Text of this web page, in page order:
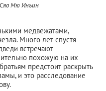
Мю Инъин
медвежатами,
Много лет спустя
встречают
похожую на их
предстоит раскрыть
и это расследование